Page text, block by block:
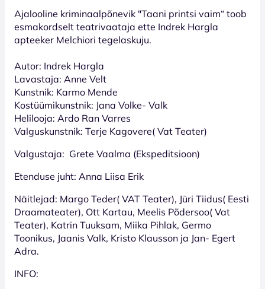
Ajalooline kriminaalpõnevik "Taani printsi vaim“ toob
esmakordselt teatrivaataja ette Indrek Hargla
apteeker Melchiori tegelaskuju.
Autor: Indrek Hargla
Lavastaja: Anne Velt
Kunstnik: Karmo Mende
Kostüümikunstnik: Jana Volke- Valk
Helilooja: Ardo Ran Varres
Valguskunstnik: Terje Kagovere( Vat Teater)
Valgustaja: Grete Vaalma (Ekspeditsioon)
Etenduse juht: Anna Liisa Erik
Näitlejad: Margo Teder( VAT Teater), Jüri Tiidus( Eesti
Draamateater), Ott Kartau, Meelis Põdersoo( Vat
Teater), Katrin Tuuksam, Miika Pihlak, Germo
Toonikus, Jaanis Valk, Kristo Klausson ja Jan- Egert
Adra.
INFO: